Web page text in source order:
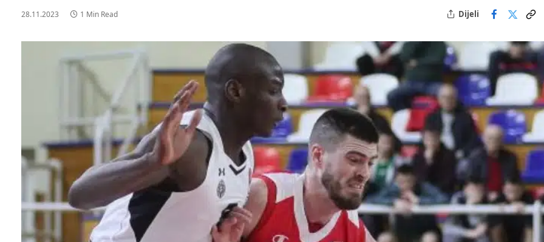
28.11.2023 1 Min Read Dijeli